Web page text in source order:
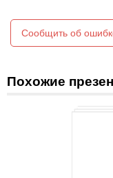
Сообщить об
Похожие